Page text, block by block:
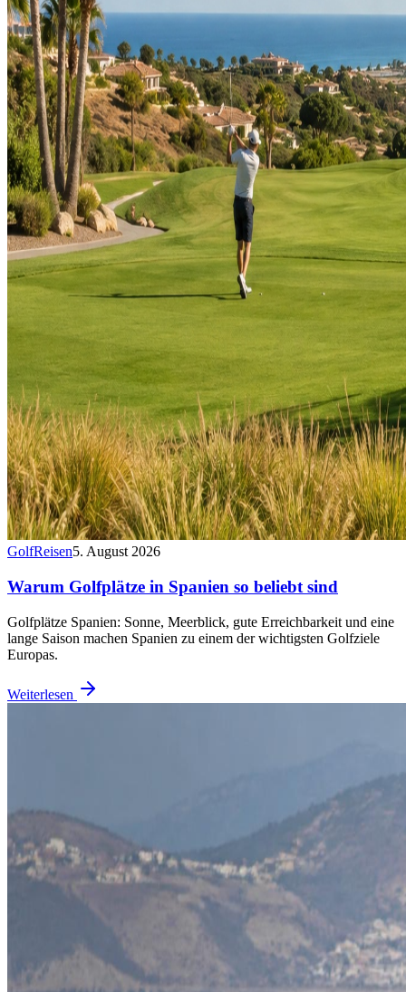
GolfReisen5. August 2026
Warum Golfplätze in Spanien so beliebt sind
Golfplätze Spanien: Sonne, Meerblick, gute Erreichbarkeit und eine
lange Saison machen Spanien zu einem der wichtigsten Golfziele
Europas.
Weiterlesen